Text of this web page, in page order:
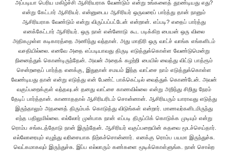
அப்படியா பெரிய மகிழ்ச்சி ஆசிரியராக வேண்டும் என்று உங்களைத் தூண்டியது எது?
என்று கேட்டார் ஆசிரியர். என்னுடைய ஆசிரியர் ஒருவரைப் பார்த்து தான் நானும்
ஆசிரியராக வேண்டும் என்று விருப்பப்பட்டேன் என்றான். எப்படி? எதைப் பார்த்து
எனக்கேட்டார் ஆசிரியர். ஒரு நாள் என்னோடு கூட படிக்கிற பையன் ஒரு விலை
அதிகமுள்ள கடிகாரத்தை அணிந்து வந்தான். அது மாதிரி ஒரு வாட்ச் வாங்க எங்களிடம்
வசதியில்லை. எனவே அதை எப்படியாவது திருடி எடுத்துக்கொள்ள வேண்டுமென்று
நினைத்துக் கொண்டிருந்தேன். அவன் அதைக் கழற்றி பையில் வைத்து விட்டு பாத்ரூம்
சென்றதைப் பார்த்த எனக்கு, இதுதான் சமயம் இந்த வாட்சை நாம் எடுத்துக்கொள்ள
வேண்டியது தான் என்று எடுத்து என் பேண்ட் பாக்கெட்டில் வைத்துக் கொண்டேன். அவன்
வகுப்பறைக்குள் வந்தவுடன் தனது வாட்சை காணவில்லை என்று அறிந்து சிறிது நேரம்
தேடிப் பார்த்தான். காணாததால் ஆசிரியரிடம் சொன்னான். ஆசிரியரும் யாராவது எடுத்து
இருந்தாலும் அதனைத் திரும்பக் கொடுத்து விடுங்கள் என்றார். மாணவர்களிடமிருந்து
எந்த பதிலுமில்லை. எல்லோர் முன்பாக நான் எப்படி திருப்பிக் கொடுக்க முடியும் என்று
ரொம்ப சங்கடத்தோடு நான் இருந்தேன். ஆசிரியர் வகுப்பறையின் கதவை மூடச்செய்தார்.
எல்லோரையும் எழுந்து வரிசையாக நிற்கச்சொன்னார். எனக்கு ரொம்ப பயமா இருந்துச்சு.
வெட்கமாகவும் இருந்துச்சு. இப்ப எல்லாரும் கண்களை மூடிக்கொள்ளுங்க. நான் சொல்ற